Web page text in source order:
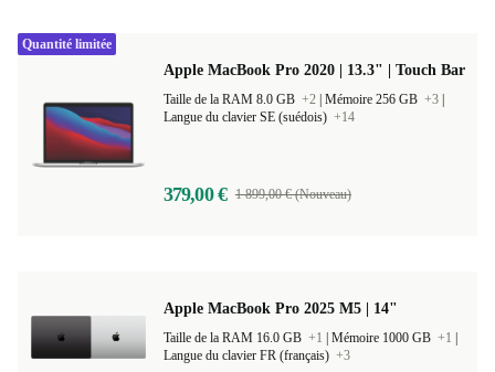
Apple MacBook Pro 2020 | 13.3" | Touch Bar
Taille de la RAM 8.0 GB +2 Mémoire 256 GB +3
Langue du clavier SE (suédois) +14
379,00 € 1 899,00 € (Nouveau)
Quantité limitée
Apple MacBook Pro 2025 M5 | 14"
Taille de la RAM 16.0 GB +1 Mémoire 1000 GB +1
Langue du clavier FR (français) +3